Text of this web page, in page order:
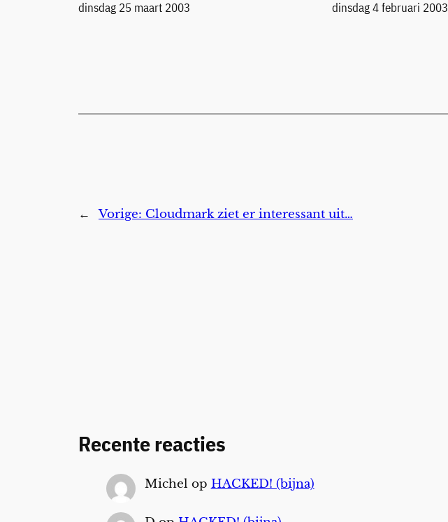
Datum
dinsdag 25 maart 2003
Datum
dinsdag 4 februari 2003
← Vorige: Cloudmark ziet er interessant uit…
Recente reacties
Michel op HACKED! (bijna)